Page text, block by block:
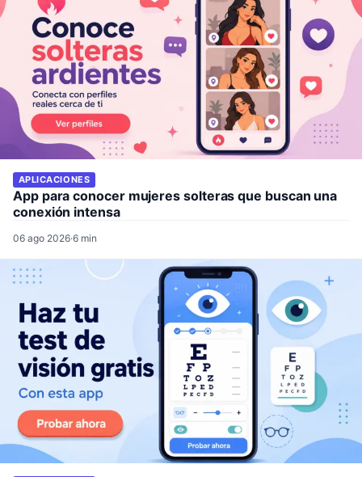
APLICACIONES
App para conocer mujeres solteras que buscan una
conexión intensa
06 ago 2026·6 min